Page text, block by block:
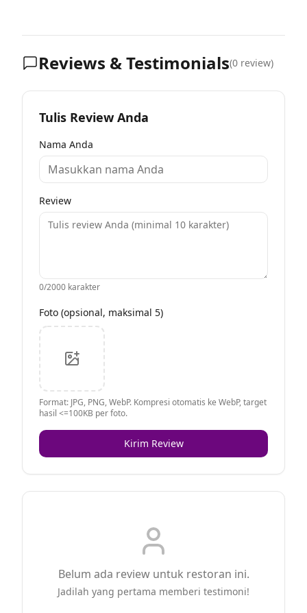
Reviews & Testimonials(0 review)
Tulis Review Anda
Nama Anda
Review
0/2000 karakter
Foto (opsional, maksimal 5)
Format: JPG, PNG, WebP. Kompresi otomatis ke WebP, target
hasil <=100KB per foto.
Kirim Review
Belum ada review untuk restoran ini.
Jadilah yang pertama memberi testimoni!